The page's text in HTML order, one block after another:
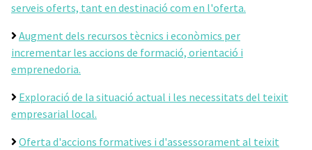
serveis oferts, tant en destinació com en l'oferta.
Augment dels recursos tècnics i econòmics per
incrementar les accions de formació, orientació i
emprenedoria.
Exploració de la situació actual i les necessitats del teixit
empresarial local.
Oferta d'accions formatives i d'assessorament al teixit